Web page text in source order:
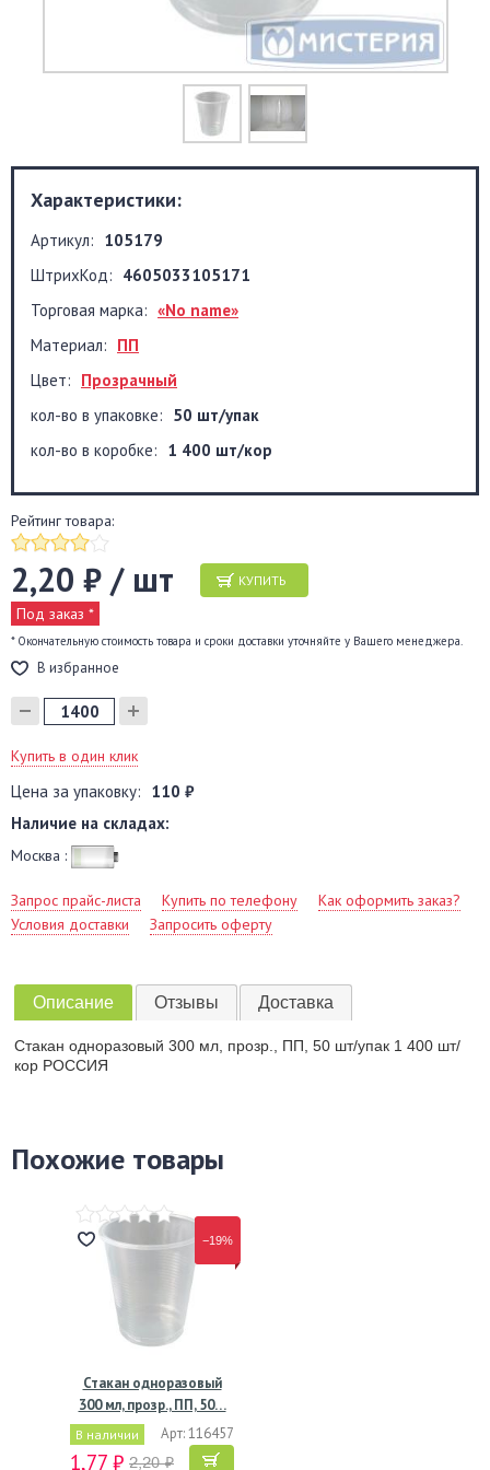
Характеристики:
Артикул: 105179
ШтрихКод: 4605033105171
Торговая марка: «No name»
Материал: ПП
Цвет: Прозрачный
кол-во в упаковке: 50 шт/упак
кол-во в коробке: 1 400 шт/кор
Рейтинг товара:
2,20 ₽ / шт КУПИТЬ
Под заказ *
* Окончательную стоимость товара и сроки доставки уточняйте у Вашего менеджера.
В избранное
Купить в один клик
Цена за упаковку: 110 ₽
Наличие на складах:
Москва :
Запрос прайс-листа Купить по телефону
Как оформить заказ?
Условия доставки
Запросить оферту
Описание Отзывы Доставка
Стакан одноразовый 300 мл, прозр., ПП, 50 шт/упак 1 400 шт/
кор РОССИЯ
Похожие товары
−19%
Стакан одноразовый
300 мл, прозр., ПП, 50…
В наличии Арт: 116457
1,77 ₽ 2,20 ₽